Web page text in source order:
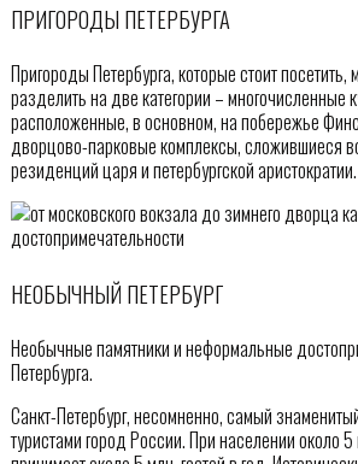
ПРИГОРОДЫ ПЕТЕРБУРГА
Пригороды Петербурга, которые стоит
разделить на две категории – многочисленные
расположенные, в основном, на побережье
дворцово-парковые комплексы, сложившиеся
резиденций царя и петербургской аристократии.
НЕОБЫЧНЫЙ ПЕТЕРБУРГ
Необычные памятники и неформальные
Петербурга.
Санкт-Петербург, несомненно, самый
туристами город России. При населении около